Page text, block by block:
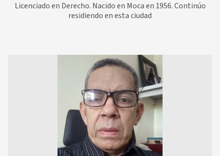
Licenciado en Derecho. Nacido en Moca en 1956. Continúo
residiendo en esta ciudad